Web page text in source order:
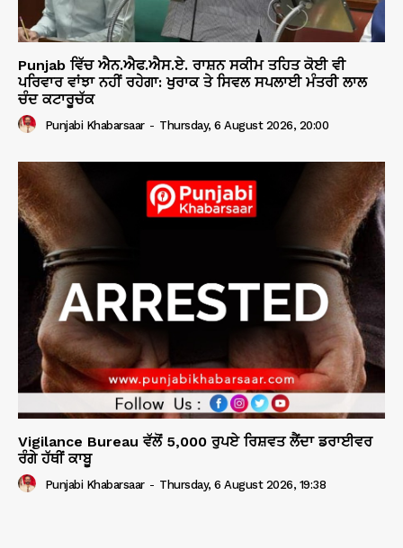
Punjab ਵਿੱਚ ਐਨ.ਐਫ.ਐਸ.ਏ. ਰਾਸ਼ਨ ਸਕੀਮ ਤਹਿਤ ਕੋਈ ਵੀ
ਪਰਿਵਾਰ ਵਾਂਝਾ ਨਹੀਂ ਰਹੇਗਾ: ਖੁਰਾਕ ਤੇ ਸਿਵਲ ਸਪਲਾਈ ਮੰਤਰੀ ਲਾਲ
ਚੰਦ ਕਟਾਰੂਚੱਕ
Punjabi Khabarsaar - Thursday, 6 August 2026, 20:00
Vigilance Bureau ਵੱਲੋਂ 5,000 ਰੁਪਏ ਰਿਸ਼ਵਤ ਲੈਂਦਾ ਡਰਾਈਵਰ
ਰੰਗੇ ਹੱਥੀਂ ਕਾਬੂ
Punjabi Khabarsaar - Thursday, 6 August 2026, 19:38